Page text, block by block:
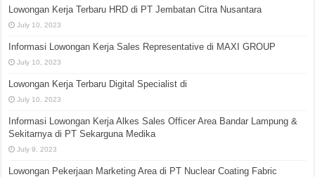
Lowongan Kerja Terbaru HRD di PT Jembatan Citra Nusantara
July 10, 2023
Informasi Lowongan Kerja Sales Representative di MAXI GROUP
July 10, 2023
Lowongan Kerja Terbaru Digital Specialist di
July 10, 2023
Informasi Lowongan Kerja Alkes Sales Officer Area Bandar Lampung &
Sekitarnya di PT Sekarguna Medika
July 9, 2023
Lowongan Pekerjaan Marketing Area di PT Nuclear Coating Fabric